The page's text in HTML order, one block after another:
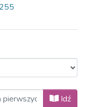
14,Idź